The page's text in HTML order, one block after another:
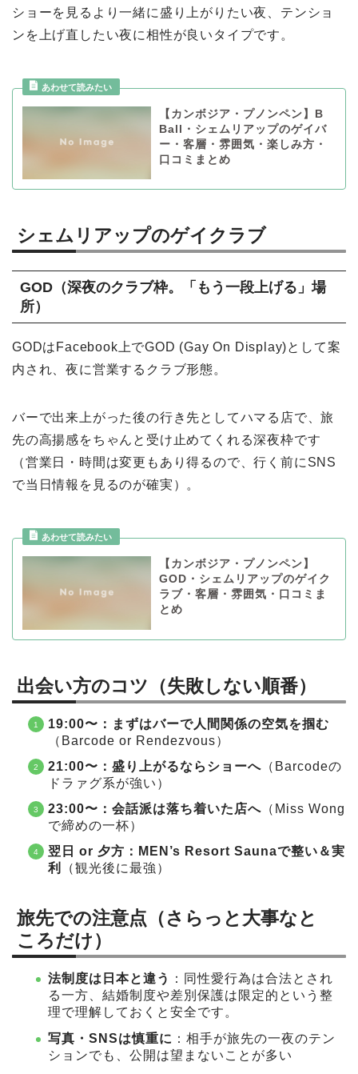
ショーを見るより一緒に盛り上がりたい夜、テンショ
ンを上げ直したい夜に相性が良いタイプです。
【カンボジア・プノンペン】B
Ball・シェムリアップのゲイバ
ー・客層・雰囲気・楽しみ方・
口コミまとめ
シェムリアップのゲイクラブ
GOD（深夜のクラブ枠。「もう一段上げる」場
所）
GODはFacebook上でGOD (Gay On Display)として案
内され、夜に営業するクラブ形態。
バーで出来上がった後の行き先としてハマる店で、旅
先の高揚感をちゃんと受け止めてくれる深夜枠です
（営業日・時間は変更もあり得るので、行く前にSNS
で当日情報を見るのが確実）。
【カンボジア・プノンペン】
GOD・シェムリアップのゲイク
ラブ・客層・雰囲気・口コミま
とめ
出会い方のコツ（失敗しない順番）
19:00〜：まずはバーで人間関係の空気を掴む
（Barcode or Rendezvous）
21:00〜：盛り上がるならショーへ （Barcodeの
ドラァグ系が強い）
23:00〜：会話派は落ち着いた店へ （Miss Wong
で締めの一杯）
翌日 or 夕方：MEN’s Resort Saunaで整い＆実
利
（観光後に最強）
旅先での注意点（さらっと大事なと
ころだけ）
法制度は日本と違う
：同性愛行為は合法とされ
る一方、結婚制度や差別保護は限定的という整
理で理解しておくと安全です。
写真・SNSは慎重に ：相手が旅先の一夜のテン
ションでも、公開は望まないことが多い